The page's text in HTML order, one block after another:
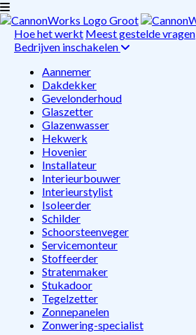
Hoe het werkt Meest gestelde vragen
Bedrijven inschakelen
Aannemer
Dakdekker
Gevelonderhoud
Glaszetter
Glazenwasser
Hekwerk
Hovenier
Installateur
Interieurbouwer
Interieurstylist
Isoleerder
Schilder
Schoorsteenveger
Servicemonteur
Stoffeerder
Stratenmaker
Stukadoor
Tegelzetter
Zonnepanelen
Zonwering-specialist